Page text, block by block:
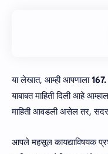
या लेखात, आम्ही आपणाला
याबाबत माहिती दिली आहे
माहिती आवडली असेल तर,
आपले महसूल कायद्याविषयक